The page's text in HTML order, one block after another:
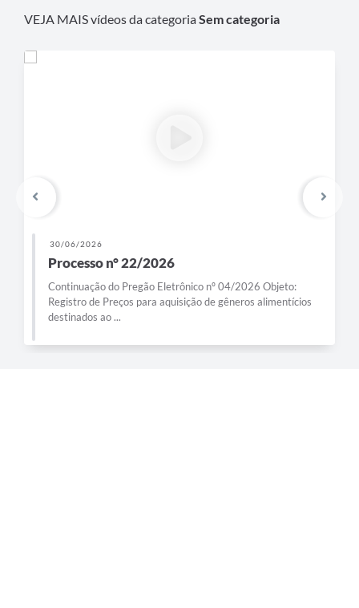
VEJA MAIS vídeos da categoriaSem categoria
30/06/2026
Processo n° 22/2026
Continuação do Pregão Eletrônico nº 04/2026 Objeto:
Registro de Preços para aquisição de gêneros alimentícios
destinados ao ...